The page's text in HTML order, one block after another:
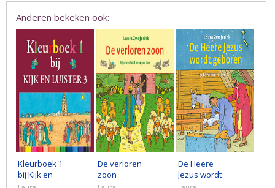
Anderen bekeken ook:
Kleurboek 1
bij Kijk en
luister 3
De verloren
zoon
De Heere
Jezus wordt
geboren